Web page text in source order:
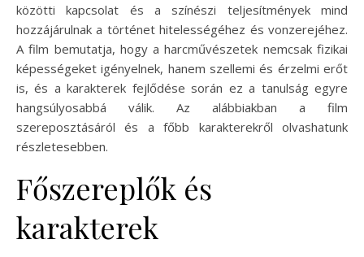
közötti kapcsolat és a színészi teljesítmények mind
hozzájárulnak a történet hitelességéhez és vonzerejéhez.
A film bemutatja, hogy a harcművészetek nemcsak fizikai
képességeket igényelnek, hanem szellemi és érzelmi erőt
is, és a karakterek fejlődése során ez a tanulság egyre
hangsúlyosabbá válik. Az alábbiakban a film
szereposztásáról és a főbb karakterekről olvashatunk
részletesebben.
Főszereplők és
karakterek